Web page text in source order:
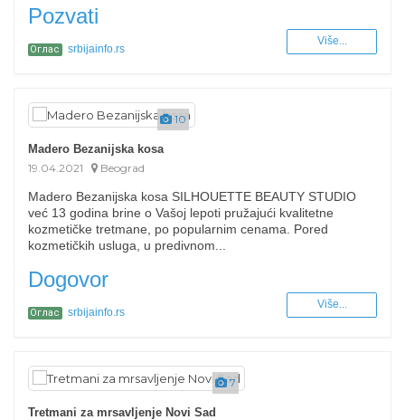
Pozvati
Оглас srbijainfo.rs
Više...
10
Madero Bezanijska kosa
19.04.2021
Beograd
Madero Bezanijska kosa SILHOUETTE BEAUTY STUDIO
već 13 godina brine o Vašoj lepoti pružajući kvalitetne
kozmetičke tretmane, po popularnim cenama. Pored
kozmetičkih usluga, u predivnom...
Dogovor
Оглас srbijainfo.rs
Više...
7
Tretmani za mrsavljenje Novi Sad